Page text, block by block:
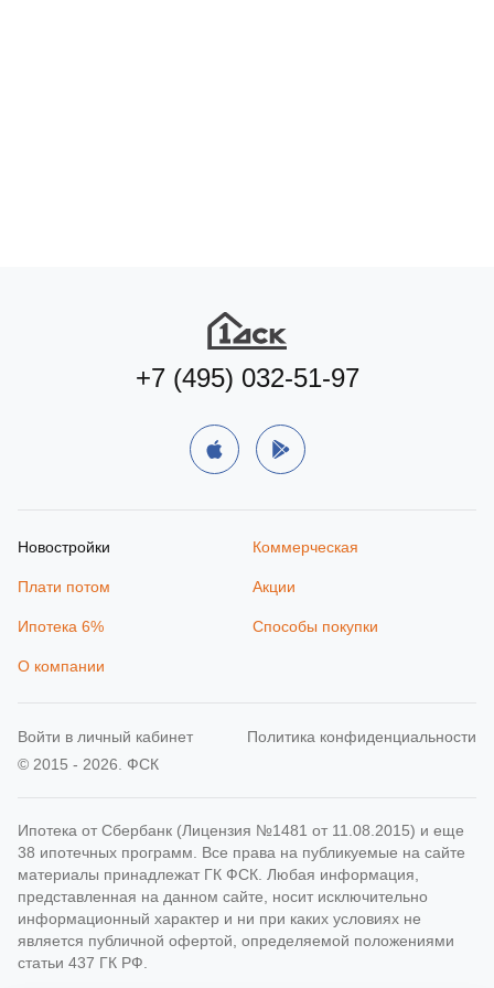
+7 (495) 032-51-97
Новостройки Коммерческая
Плати потом Акции
Ипотека 6% Способы покупки
О компании
© 2015 - 2026. ФСК
Политика конфиденциальности
Ипотека от Сбербанк (Лицензия №1481 от 11.08.2015) и еще
38 ипотечных программ. Все права на публикуемые на сайте
материалы принадлежат ГК ФСК. Любая информация,
представленная на данном сайте, носит исключительно
информационный характер и ни при каких условиях не
является публичной офертой, определяемой положениями
статьи 437 ГК РФ.
Войти в личный кабинет